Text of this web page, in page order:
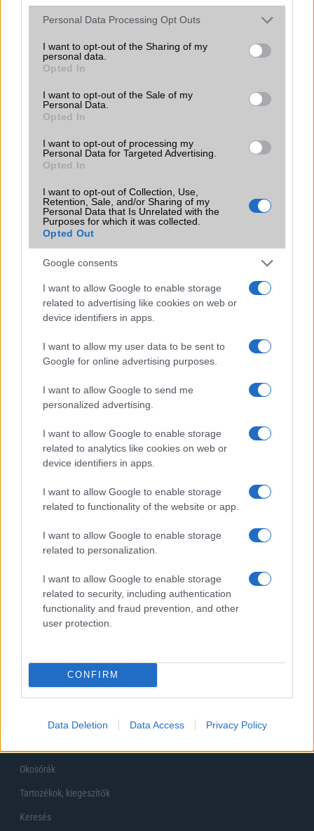
Please note that this website/app uses one or more Google
not limited to your visit or usage behaviour. You may click to
grant or deny consent to Google and its third-party tags to
use your data for below specified purposes in below Google
consent section.
Personal Data Processing Opt Outs
I want to opt-out of the Sharing of my
personal data.
Opted In
I want to opt-out of the Sale of my
Personal Data.
Opted In
I want to opt-out of processing my
Personal Data for Targeted Advertising.
Opted In
I want to opt-out of Collection, Use,
Retention, Sale, and/or Sharing of my
Personal Data that Is Unrelated with the
Purposes for which it was collected.
Opted Out
Google consents
I want to allow Google to enable storage
related to advertising like cookies on web or
device identifiers in apps.
I want to allow my user data to be sent to
Google for online advertising purposes.
I want to allow Google to send me
personalized advertising.
I want to allow Google to enable storage
related to analytics like cookies on web or
device identifiers in apps.
I want to allow Google to enable storage
related to functionality of the website or app.
I want to allow Google to enable storage
related to personalization.
I want to allow Google to enable storage
related to security, including authentication
functionality and fraud prevention, and other
user protection.
CONFIRM
Data Deletion Data Access Privacy Policy
HÍRLEVÉL
webhelyet a reCAPTCHA védi. A Google
adatvédelmi irányelve
szolgáltatási feltételekérvényesek.
Korábbi hírlevelek
SZAVAZÁS
Megérné Önnek telefont váltani csak azért, mert az új modell dupla alap
Talán, ha más fejlesztések is vannak
Nem, nekem a mostani tárhely is elég
Inkább felhőben tárolok mindent
Korábbi szavazások eredményei
Főoldal
Készülékekguru
Mobiltelefonok
Okosórák
Tartozékok, kiegeszítők
Keresés